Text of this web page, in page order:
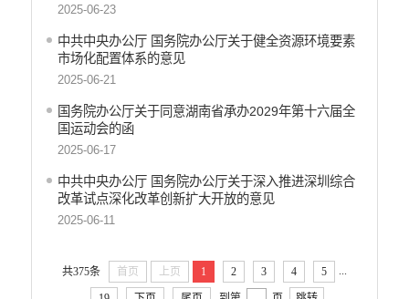
2025-06-23
中共中央办公厅 国务院办公厅关于健全资源环境要素
市场化配置体系的意见
2025-06-21
国务院办公厅关于同意湖南省承办2029年第十六届全
国运动会的函
2025-06-17
中共中央办公厅 国务院办公厅关于深入推进深圳综合
改革试点深化改革创新扩大开放的意见
2025-06-11
共375条 首页 上页 1 2 3 4 5 ...